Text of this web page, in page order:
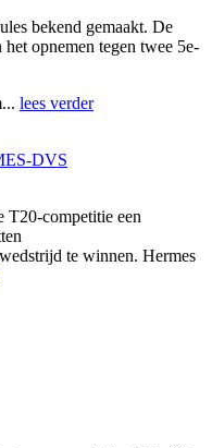
bekend gemaakt. De
opnemen tegen twee 5e-
lees verder
DVS
T20-competitie een
te winnen. Hermes